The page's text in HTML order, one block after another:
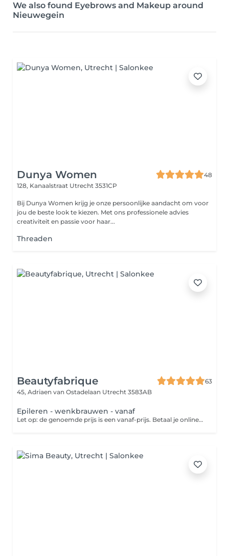
We also found Eyebrows and Makeup around
Nieuwegein
Dunya Women
48
128, Kanaalstraat Utrecht 3531CP
Bij Dunya Women krijg je onze persoonlijke aandacht om voor
jou de beste look te kiezen. Met ons professionele advies
creativiteit en passie voor haar...
Threaden
Beautyfabrique
63
45, Adriaen van Ostadelaan Utrecht 3583AB
Epileren - wenkbrauwen - vanaf
Let op: de genoemde prijs is een vanaf-prijs. Betaal je online? Dan wordt het eventuele prijsverschil verrekend in de salon.